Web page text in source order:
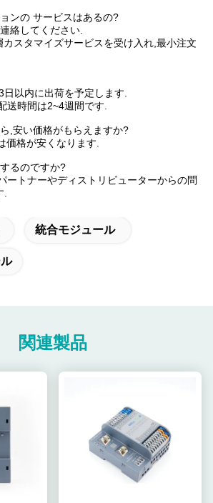
ンの サービスはあるの?
絡してください.
スタマイズサービスを受け入れ,最小注文
日以内に出荷を予定します.
送時間は2~4週間です.
,安い価格がもらえますか?
価格が安くなります.
るのですか?
ートナーやディストリビューターからの問
.
統合モジュール
関連製品